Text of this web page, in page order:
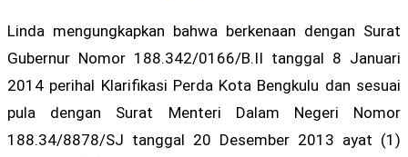
Linda mengungkapkan bahwa berkenaan dengan Surat
Gubernur Nomor 188.342/0166/B.II tanggal 8 Januari
2014 perihal Klarifikasi Perda Kota Bengkulu dan sesuai
pula dengan Surat Menteri Dalam Negeri Nomor
188.34/8878/SJ tanggal 20 Desember 2013 ayat (1)